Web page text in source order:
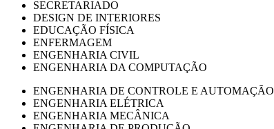
SECRETARIADO
DESIGN DE INTERIORES
EDUCAÇÃO FÍSICA
ENFERMAGEM
ENGENHARIA CIVIL
ENGENHARIA DA COMPUTAÇÃO
ENGENHARIA DE CONTROLE E AUTOMAÇÃO
ENGENHARIA ELÉTRICA
ENGENHARIA MECÂNICA